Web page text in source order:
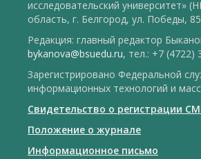
исследовательский университет»
область, г. Белгород, ул. Победы,
Редакция: главный редактор
bykanova@bsuedu.ru, тел.: +7 (4722)
Зарегистрировано Федеральной
информационных технологий и
Свидетельство о регистрации
Положение о журнале
Информационное письмо